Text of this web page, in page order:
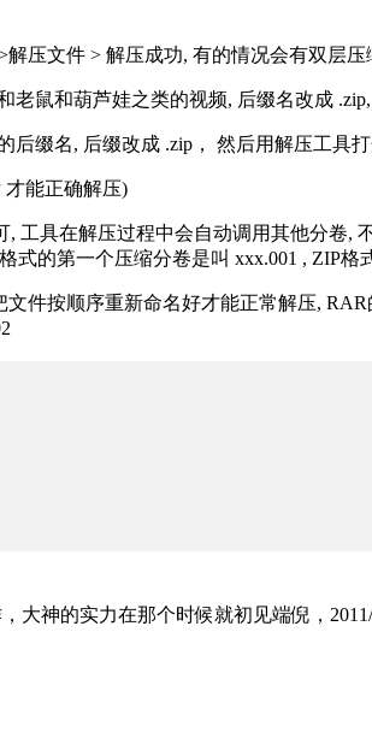
压文件 > 解压成功, 有的情况会有双层
老鼠和葫芦娃之类的视频, 后缀名改成
后缀名, 后缀改成 .zip， 然后用解压工
才能正确解压)
工具在解压过程中会自动调用其他分卷
式的第一个压缩分卷是叫 xxx.001 , ZIP
件按顺序重新命名好才能正常解压, RAR
大神的实力在那个时候就初见端倪，